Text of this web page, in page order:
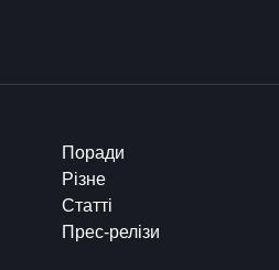
Поради
Різне
Статті
Прес-релізи